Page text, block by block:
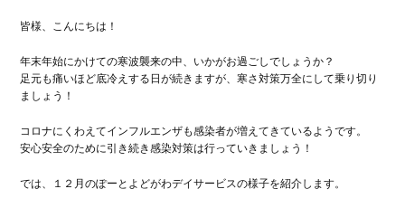
皆様、こんにちは！
年末年始にかけての寒波襲来の中、いかがお過ごしでしょうか？
足元も痛いほど底冷えする日が続きますが、寒さ対策万全にして乗り切り
ましょう！
コロナにくわえてインフルエンザも感染者が増えてきているようです。
安心安全のために引き続き感染対策は行っていきましょう！
では、１２月のぽーとよどがわデイサービスの様子を紹介します。